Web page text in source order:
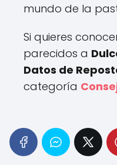
mundo de la
Si quieres
parecidos a
Datos de
categoría